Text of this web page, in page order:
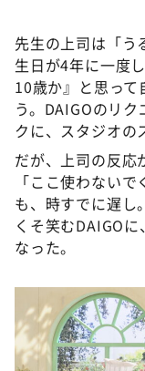
先生の上司は「う
生日が4年に一度
10歳か』と思っ
う。DAIGOのリ
クに、スタジオの
だが、上司の反応
「ここ使わない
も、時すでに遅し
くそ笑むDAIGO
なった。